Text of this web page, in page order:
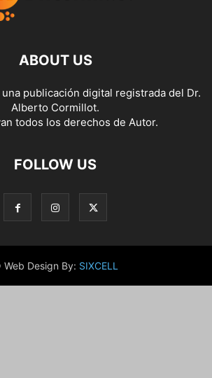
ABOUT US
una publicación digital registrada del Dr.
Alberto Cormillot.
todos los derechos de Autor.
FOLLOW US
Design By: SIXCELL